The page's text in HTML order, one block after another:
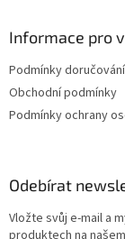
Informace pro
Podmínky doručování
Obchodní podmínky
Podmínky ochrany
Odebírat
Vložte svůj e-mail a
produktech na